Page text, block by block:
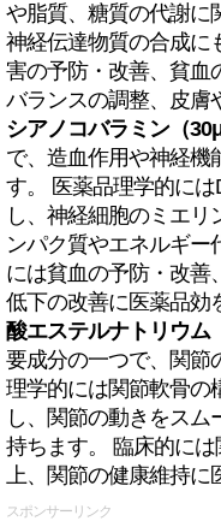
や脂質、糖質の代謝に
神経伝達物質の合成に
害の予防・改善、貧血
バランスの調整、皮膚
シアノコバラミン（
で、造血作用や神経機
す。 医薬品理学的に
し、神経細胞のミエリ
ンパク質やエネルギー
には貧血の予防・改善
低下の改善に医薬品効
酸エステルナトリウム
要成分の一つで、関節
理学的には関節軟骨の
し、関節の動きをス
持ちます。 臨床的に
上、関節の健康維持に
スポンサーリンク